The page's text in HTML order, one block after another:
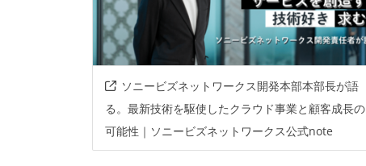
ソニービズネットワークス開発本部本部長が語
る。最新技術を駆使したクラウド事業と顧客成長の
可能性｜ソニービズネットワークス公式note